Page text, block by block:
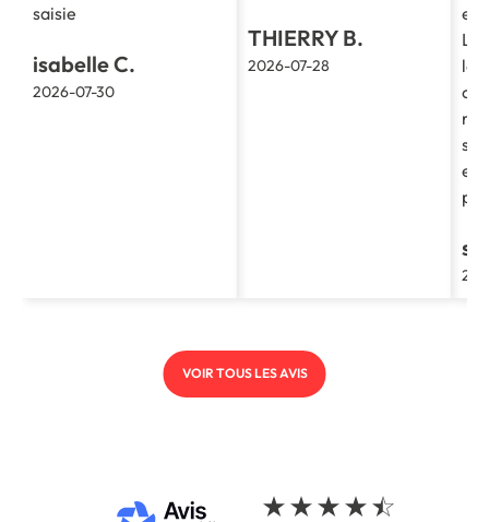
saisie
isabelle C.
2026-07-30
THIERRY B.
2026-07-28
et
La
le
et
VOIR TOUS LES AVIS